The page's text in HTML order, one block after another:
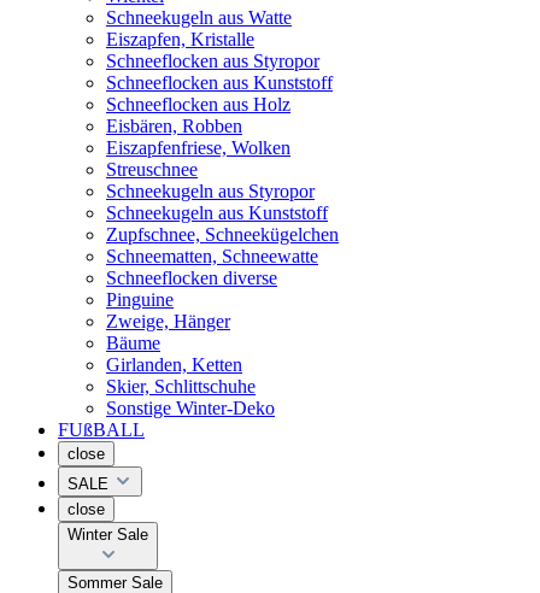
Schneekugeln aus Watte
Eiszapfen, Kristalle
Schneeflocken aus Styropor
Schneeflocken aus Kunststoff
Schneeflocken aus Holz
Eisbären, Robben
Eiszapfenfriese, Wolken
Streuschnee
Schneekugeln aus Styropor
Schneekugeln aus Kunststoff
Zupfschnee, Schneekügelchen
Schneematten, Schneewatte
Schneeflocken diverse
Pinguine
Zweige, Hänger
Bäume
Girlanden, Ketten
Skier, Schlittschuhe
Sonstige Winter-Deko
FUßBALL
close
SALE
close
Winter Sale
Sommer Sale